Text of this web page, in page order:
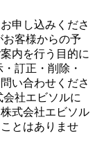
申し込みくださ
お客様からの予
内を行う目的に
訂正・削除・
い合わせくださ
社エビソルに
式会社エビソル
とはありませ